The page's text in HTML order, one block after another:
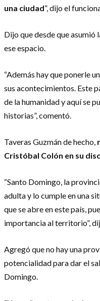
una ciudad”, dijo el
Dijo que desde que asumió
ese espacio.
“Además hay que ponerle
sus acontecimientos. Este
de la humanidad y aquí se
historias”, comentó.
Taveras Guzmán de hecho,
Cristóbal Colón en su
“Santo Domingo, la
adulta y lo cumple en una
que se abre en este país,
importancia al territorio”,
Agregó que no hay una
potencialidad para dar el
Domingo.